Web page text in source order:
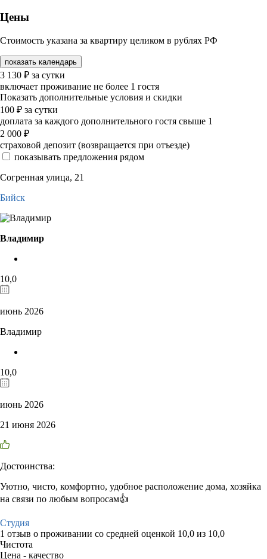
Цены
Стоимость указана за квартиру целиком в рублях РФ
показать календарь
3 130 ₽ за сутки
включает проживание не более 1 гостя
Показать дополнительные условия и скидки
100 ₽ за сутки
доплата за каждого дополнительного гостя свыше 1
2 000 ₽
страховой депозит (возвращается при отъезде)
показывать предложения рядом
Согренная улица, 21
Бийск
Владимир
10,0
июнь 2026
Владимир
10,0
июнь 2026
21 июня 2026
Достоинства:
Уютно, чисто, комфортно, удобное расположение дома, хозяйка
на связи по любым вопросам👍
Студия
1 отзыв о проживании со средней оценкой 10,0 из 10,0
Чистота
Цена - качество